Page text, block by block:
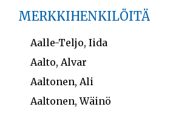
MERKKIHENKILÖITÄ
Aalle-Teljo, Iida
Aalto, Alvar
Aaltonen, Ali
Aaltonen, Wäinö